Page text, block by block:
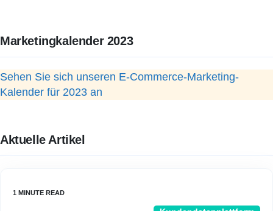
Marketingkalender 2023
Sehen Sie sich unseren E-Commerce-Marketing-
Kalender für 2023 an
Aktuelle Artikel